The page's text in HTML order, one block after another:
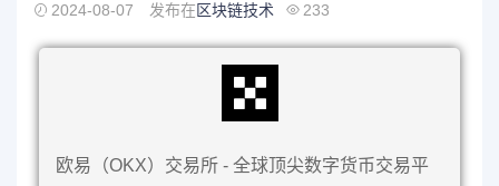
2024-08-07 发布在区块链技术 233
欧易（OKX）交易所 - 全球顶尖数字货币交易平